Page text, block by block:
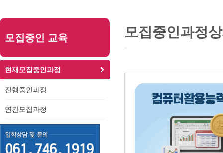
본
내
하
메모집중인 교육
현재모집중인과정
진행중인과정
연간모집과정
링
본
모집중인과정